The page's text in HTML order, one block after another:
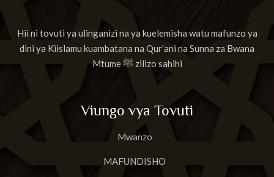
Hii ni tovuti ya ulinganizi na ya kuelemisha watu mafunzo ya
dini ya Kiislamu kuambatana na Qur'ani na Sunna za Bwana
Mtume ﷺ zilizo sahihi
Viungo vya Tovuti
Mwanzo
MAFUNDISHO